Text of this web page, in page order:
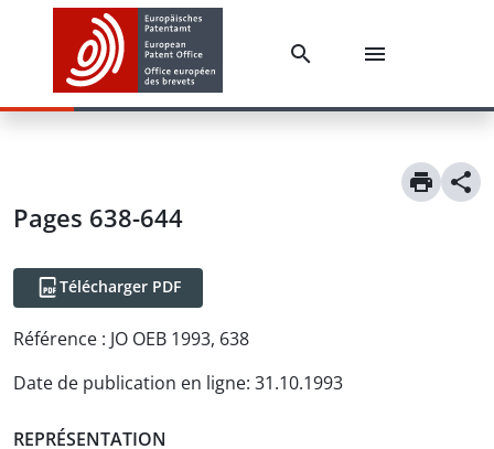
Pages 638-644
Télécharger PDF
Référence : JO OEB 1993, 638
Date de publication en ligne: 31.10.1993
REPRÉSENTATION